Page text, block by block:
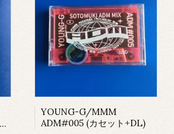
YOUNG-G/MMM
ADM#005 (カセット+DL)